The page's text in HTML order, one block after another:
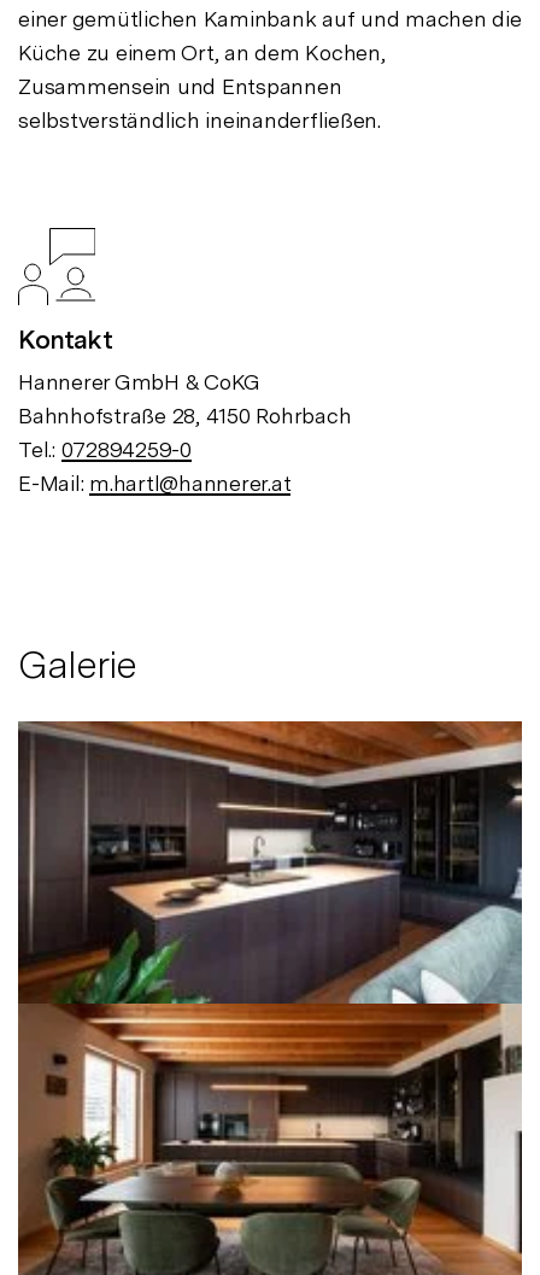
einer gemütlichen Kaminbank auf und machen die
Küche zu einem Ort, an dem Kochen,
Zusammensein und Entspannen
selbstverständlich ineinanderfließen.
Kontakt
Hannerer GmbH & CoKG
Bahnhofstraße 28, 4150 Rohrbach
Tel.: 072894259-0
E-Mail: m.hartl@hannerer.at
Galerie